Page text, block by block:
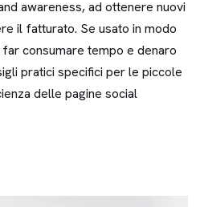
awareness, ad ottenere nuovi
il fatturato. Se usato in modo
consumare tempo e denaro
pratici specifici per le piccole
delle pagine social